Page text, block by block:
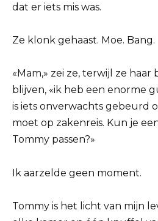
dat er iets mis was.
Ze klonk gehaast. Moe. Bang.
«Mam,» zei ze, terwijl ze
blijven, «ik heb een enorme
is iets onverwachts gebeurd
moet op zakenreis. Kun je
Tommy passen?»
Ik aarzelde geen moment.
Tommy is het licht van mijn